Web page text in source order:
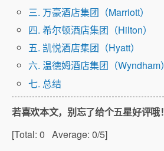
三. 万豪酒店集团（Marriott）
四. 希尔顿酒店集团（Hilton）
五. 凯悦酒店集团（Hyatt）
六. 温德姆酒店集团（Wyndham）
七. 总结
若喜欢本文，别忘了给个五星好评哦！
[Total: 0 Average: 0/5]